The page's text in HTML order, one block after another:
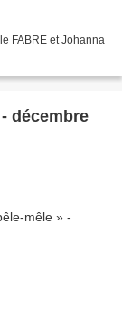
FABRE et Johanna
décembre